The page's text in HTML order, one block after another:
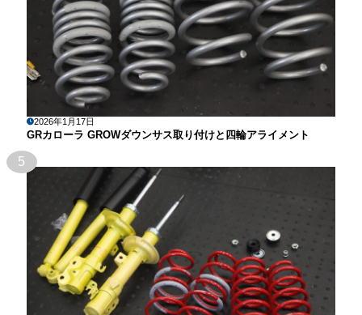
2026年1月17日
GRカローラ GROWダウンサス取り付けと四輪アライメント
5